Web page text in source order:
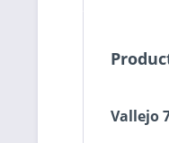
Vallejo